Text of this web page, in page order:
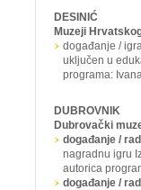
DESINIĆ
Muzeji
događanje /
uključen u
programa:
DUBROVNIK
Dubrovački
događanje /
nagradnu igru
autorica
događanje /